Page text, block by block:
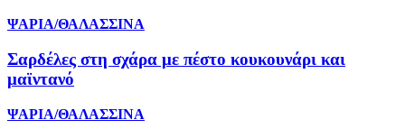
ΨΑΡΙΑ/ΘΑΛΑΣΣΙΝΑ
Σαρδέλες στη σχάρα με πέστο κουκουνάρι και
μαϊντανό
ΨΑΡΙΑ/ΘΑΛΑΣΣΙΝΑ